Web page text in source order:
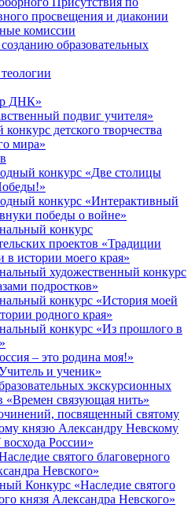
просвещения и диаконии
комиссии
образовательных
ДНК»
подвиг учителя»
детского творчества
мира»
конкурс «Две столицы
конкурс «Интерактивный
победы о войне»
конкурс
проектов «Традиции
в истории моего края»
художественный конкурс
подростков»
конкурс «История моей
родного края»
конкурс «Из прошлого в
– это родина моя!»
и ученик»
экскурсионных
«Времен связующая нить»
посвященный святому
князю Александру Невскому
России»
святого благоверного
Невского»
Конкурс «Наследие святого
князя Александра Невского»